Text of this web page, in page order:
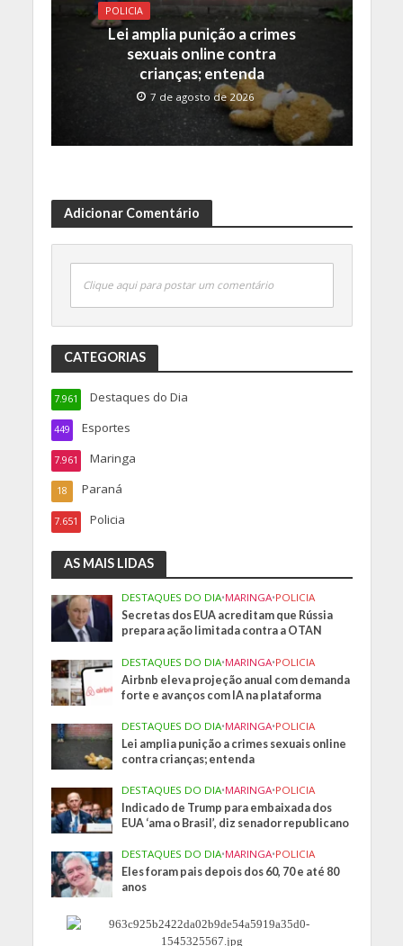
POLICIA
Lei amplia punição a crimes
sexuais online contra
crianças; entenda
7 de agosto de 2026
Adicionar Comentário
Clique aqui para postar um comentário
CATEGORIAS
Destaques do Dia
7.961
Esportes
449
Maringa
7.961
Paraná
18
Policia
7.651
AS MAIS LIDAS
DESTAQUES DO DIA•MARINGA•POLICIA
Secretas dos EUA acreditam que Rússia
prepara ação limitada contra a OTAN
DESTAQUES DO DIA•MARINGA•POLICIA
Airbnb eleva projeção anual com demanda
forte e avanços com IA na plataforma
DESTAQUES DO DIA•MARINGA•POLICIA
Lei amplia punição a crimes sexuais online
contra crianças; entenda
DESTAQUES DO DIA•MARINGA•POLICIA
Indicado de Trump para embaixada dos
EUA ‘ama o Brasil’, diz senador republicano
DESTAQUES DO DIA•MARINGA•POLICIA
Eles foram pais depois dos 60, 70 e até 80
anos